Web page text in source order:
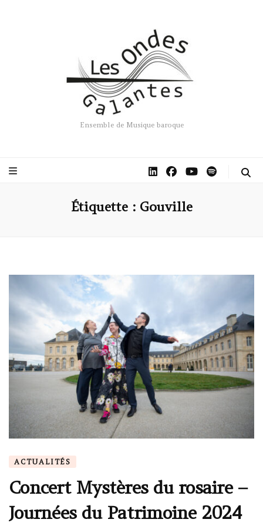
Ensemble de Musique baroque
Étiquette : Gouville
ACTUALITÉS
Concert Mystères du rosaire –
Journées du Patrimoine 2024